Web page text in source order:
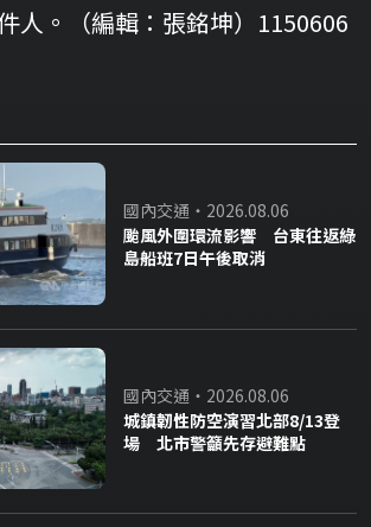
人。（編輯：張銘坤）1150606
國內交通・2026.08.06
颱風外圍環流影響 台東往返綠
島船班7日午後取消
國內交通・2026.08.06
城鎮韌性防空演習北部8/13登
場 北市警籲先存避難點